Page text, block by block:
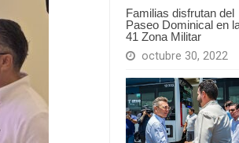
Familias disfrutan del
Paseo Dominical en
41 Zona Militar
octubre 30, 2022